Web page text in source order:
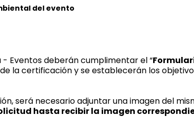
del evento
Eventos deberán cumplimentar el “
la certificación y se establecerán los
será necesario adjuntar una imagen del
hasta recibir la imagen